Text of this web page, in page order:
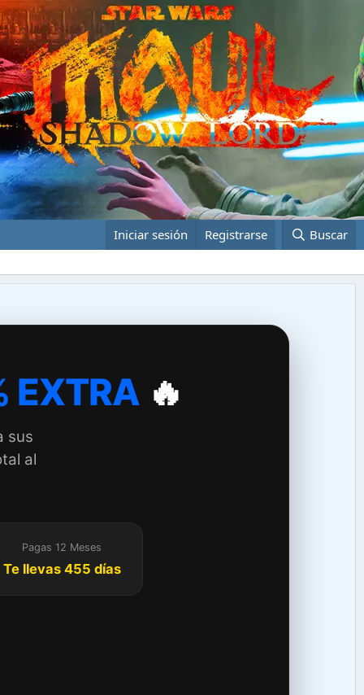
Iniciar sesión Registrarse Buscar
EXTRA🔥
sus
al
Pagas 12 Meses
Te llevas 455 días